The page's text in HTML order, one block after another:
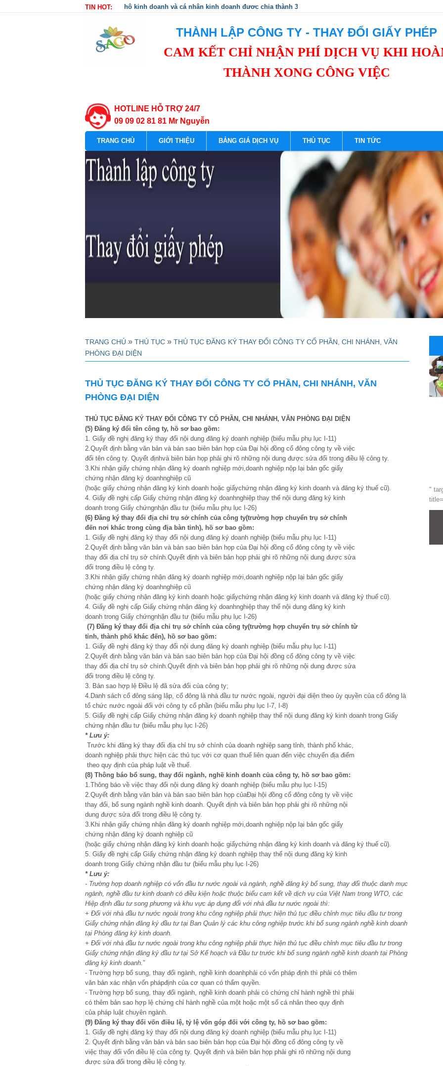
TIN HOT: hộ kinh doanh và cá nhân kinh doanh được chia thành 3 nhóm để quản lý thuế.
THÀNH LẬP CÔNG TY - THAY ĐỔI GIẤY PHÉP
CAM KẾT CHỈ NHẬN PHÍ DỊCH VỤ KHI
THÀNH XONG CÔNG VIỆC
HOTLINE HỖ TRỢ 24/7
09 09 02 81 81 Mr Nguyễn
TRANG CHỦ GIỚI THIỆU BẢNG GIÁ DỊCH VỤ THỦ TỤC TIN TỨC
TRANG CHỦ » THỦ TỤC » THỦ TỤC ĐĂNG KÝ THAY ĐỔI CÔNG TY CỔ PHẦN, CHI NHÁNH, VĂN
PHÒNG ĐẠI DIỆN
THỦ TỤC ĐĂNG KÝ THAY ĐỔI CÔNG TY CỔ PHẦN, CHI NHÁNH, VĂN
PHÒNG ĐẠI DIỆN
THỦ TỤC ĐĂNG KÝ THAY ĐỔI CÔNG TY CỔ PHẦN, CHI NHÁNH, VĂN PHÒNG ĐẠI DIỆN
(5) Đăng ký đổi tên công ty, hồ sơ bao gồm:
1. Giấy đề nghị đăng ký thay đổi nội dung đăng ký doanh nghiệp (biểu mẫu phụ lục I-11)
2.Quyết định bằng văn bản và bản sao biên bản họp của Đại hội đồng cổ đông công ty về việc
đổi tên công ty. Quyết địnhvà biên bản họp phải ghi rõ những nội dung được sửa đổi trong điều lệ công ty.
3.Khi nhận giấy chứng nhận đăng ký doanh nghiệp mới,doanh nghiệp nộp lại bản gốc giấy
chứng nhận đăng ký doanhnghiệp cũ
(hoặc giấy chứng nhận đăng ký kinh doanh hoặc giấychứng nhận đăng ký kinh doanh và đăng ký thuế cũ).
4. Giấy đề nghị cấp Giấy chứng nhận đăng ký doanhnghiệp thay thế nội dung đăng ký kinh
doanh trong Giấy chứngnhận đầu tư (biểu mẫu phụ lục I-26)
(6) Đăng ký thay đổi địa chỉ trụ sở chính của công ty(trường hợp chuyển trụ sở chính
đến nơi khác trong cùng địa bàn tỉnh), hồ sơ bao gồm:
1. Giấy đề nghị đăng ký thay đổi nội dung đăng ký doanh nghiệp (biểu mẫu phụ lục I-11)
2.Quyết định bằng văn bản và bản sao biên bản họp của Đại hội đồng cổ đông công ty về việc
thay đổi địa chỉ trụ sở chính.Quyết định và biên bản họp phải ghi rõ những nội dung được sửa
đổi trong điều lệ công ty.
3.Khi nhận giấy chứng nhận đăng ký doanh nghiệp mới,doanh nghiệp nộp lại bản gốc giấy
chứng nhận đăng ký doanhnghiệp cũ
(hoặc giấy chứng nhận đăng ký kinh doanh hoặc giấychứng nhận đăng ký kinh doanh và đăng ký thuế cũ).
4. Giấy đề nghị cấp Giấy chứng nhận đăng ký doanhnghiệp thay thế nội dung đăng ký kinh
doanh trong Giấy chứngnhận đầu tư (biểu mẫu phụ lục I-26)
(7) Đăng ký thay đổi địa chỉ trụ sở chính của công ty(trường hợp chuyển trụ sở chính từ
tỉnh, thành phố khác đến), hồ sơ bao gồm:
1. Giấy đề nghị đăng ký thay đổi nội dung đăng ký doanh nghiệp (biểu mẫu phụ lục I-11)
2.Quyết định bằng văn bản và bản sao biên bản họp của Đại hội đồng cổ đông công ty về việc
thay đổi địa chỉ trụ sở chính.Quyết định và biên bản họp phải ghi rõ những nội dung được sửa
đổi trong điều lệ công ty.
3. Bản sao hợp lệ Điều lệ đã sửa đổi của công ty;
4.Danh sách cổ đông sáng lập, cổ đông là nhà đầu tư nước ngoài, người đại diện theo ủy quyền của cổ đông là
tổ chức nước ngoài đối với công ty cổ phần (biểu mẫu phụ lục I-7, I-8)
5. Giấy đề nghị cấp Giấy chứng nhận đăng ký doanh nghiệp thay thế nội dung đăng ký kinh doanh trong Giấy
chứng nhận đầu tư (biểu mẫu phụ lục I-26)
* Lưu ý:
Trước khi đăng ký thay đổi địa chỉ trụ sở chính của doanh nghiệp sang tỉnh, thành phố khác,
doanh nghiệp phải thực hiện các thủ tục với cơ quan thuế liên quan đến việc chuyển địa điểm
theo quy định của pháp luật về thuế.
(8) Thông báo bổ sung, thay đổi ngành, nghề kinh doanh của công ty, hồ sơ bao gồm:
1.Thông báo về việc thay đổi nội dung đăng ký doanh nghiệp (biểu mẫu phụ lục I-15)
2.Quyết định bằng văn bản và bản sao biên bản họp củaĐại hội đồng cổ đông công ty về việc
thay đổi, bổ sung ngành nghề kinh doanh. Quyết định và biên bản họp phải ghi rõ những nội
dung được sửa đổi trong điều lệ công ty.
3.Khi nhận giấy chứng nhận đăng ký doanh nghiệp mới,doanh nghiệp nộp lại bản gốc giấy
chứng nhận đăng ký doanh nghiệp cũ
(hoặc giấy chứng nhận đăng ký kinh doanh hoặc giấychứng nhận đăng ký kinh doanh và đăng ký thuế cũ).
5. Giấy đề nghị cấp Giấy chứng nhận đăng ký doanh nghiệp thay thế nội dung đăng ký kinh
doanh trong Giấy chứng nhận đầu tư (biểu mẫu phụ lục I-26)
* Lưu ý:
- Trường hợp doanh nghiệp có vốn đầu tư nước ngoài và ngành, nghề đăng ký bổ sung, thay đổi thuộc danh mục
ngành, nghề đầu tư kinh doanh có điều kiện hoặc thuộc biểu cam kết về dịch vụ của Việt Nam trong WTO, các
Hiệp định đầu tư song phương và khu vực áp dụng đối với nhà đầu tư nước ngoài thì:
+ Đối với nhà đầu tư nước ngoài trong khu công nghiệp phải thực hiện thủ tục điều chỉnh mục tiêu đầu tư trong
Giấy chứng nhận đăng ký đầu tư tại Ban Quản lý các khu công nghiệp trước khi bổ sung ngành nghề kinh doanh
tại Phòng đăng ký kinh doanh.
+ Đối với nhà đầu tư nước ngoài trong khu công nghiệp phải thực hiện thủ tục điều chỉnh mục tiêu đầu tư trong
Giấy chứng nhận đăng ký đầu tư tại Sở Kế hoạch và Đầu tư trước khi bổ sung ngành nghề kinh doanh tại Phòng
đăng ký kinh doanh.”
- Trường hợp bổ sung, thay đổi ngành, nghề kinh doanhphải có vốn pháp định thì phải có thêm
văn bản xác nhận vốn phápđịnh của cơ quan có thẩm quyền.
- Trường hợp bổ sung, thay đổi ngành, nghề kinh doanh phải có chứng chỉ hành nghề thì phải
có thêm bản sao hợp lệ chứng chỉ hành nghề của một hoặc một số cá nhân theo quy định
của pháp luật chuyên ngành.
(9) Đăng ký thay đổi vốn điều lệ, tỷ lệ vốn góp đối với công ty, hồ sơ bao gồm:
1. Giấy đề nghị đăng ký thay đổi nội dung đăng ký doanh nghiệp (biểu mẫu phụ lục I-11)
2. Quyết định bằng văn bản và bản sao biên bản họp của Đại hội đồng cổ đông công ty về
việc thay đổi vốn điều lệ của công ty. Quyết định và biên bản họp phải ghi rõ những nội dung
được sửa đổi trong điều lệ công ty.
"